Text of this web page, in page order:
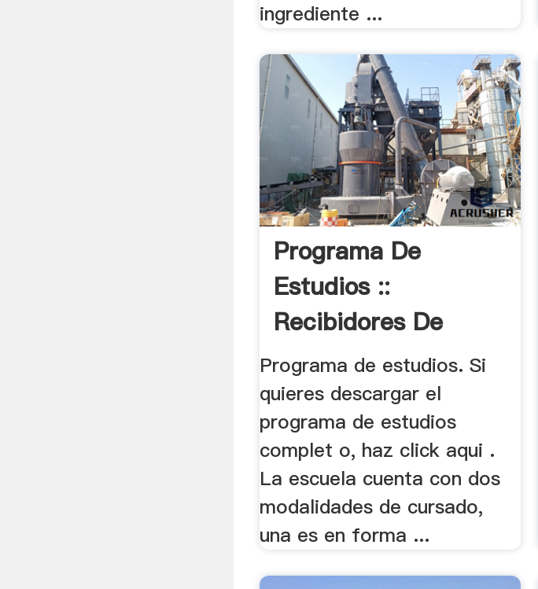
ingrediente ...
Programa De
Estudios ::
Recibidores De
Granos :: .
Programa de estudios. Si
quieres descargar el
programa de estudios
complet o, haz click aqui .
La escuela cuenta con dos
modalidades de cursado,
una es en forma ...